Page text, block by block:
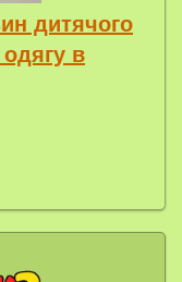
дитячого
в